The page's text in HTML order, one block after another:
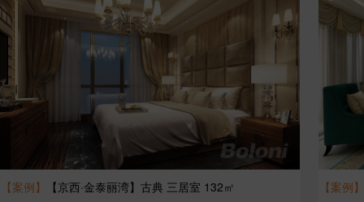
【案例】 【京西·金泰丽湾】古典 三居室 132㎡ 【案例】